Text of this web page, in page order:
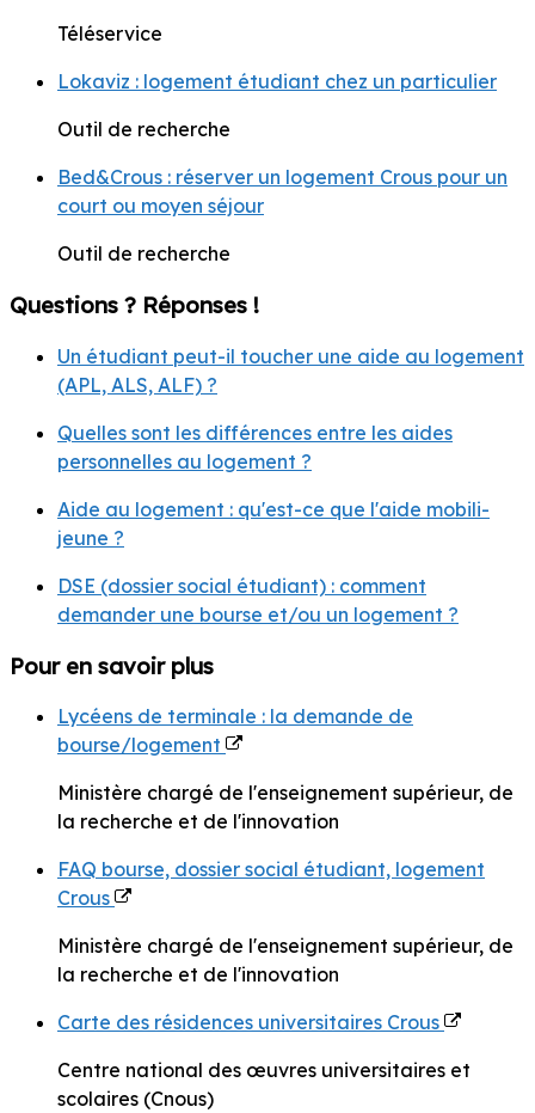
Téléservice
Lokaviz : logement étudiant chez un particulier
Outil de recherche
Bed&Crous : réserver un logement Crous pour un
court ou moyen séjour
Outil de recherche
Questions ? Réponses !
Un étudiant peut-il toucher une aide au logement
(APL, ALS, ALF) ?
Quelles sont les différences entre les aides
personnelles au logement ?
Aide au logement : qu'est-ce que l'aide mobili-
jeune ?
DSE (dossier social étudiant) : comment
demander une bourse et/ou un logement ?
Pour en savoir plus
Lycéens de terminale : la demande de
bourse/logement
Ministère chargé de l'enseignement supérieur, de
la recherche et de l'innovation
FAQ bourse, dossier social étudiant, logement
Crous
Ministère chargé de l'enseignement supérieur, de
la recherche et de l'innovation
Carte des résidences universitaires Crous
Centre national des œuvres universitaires et
scolaires (Cnous)